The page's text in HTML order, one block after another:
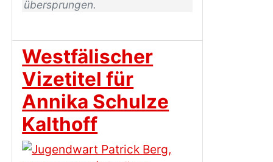
übersprungen.
Westfälischer
Vizetitel für
Annika Schulze
Kalthoff